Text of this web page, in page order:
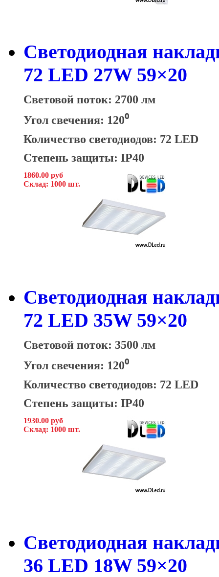
Светодиодная
72 LED 27W 59×20
Световой поток: 2700 лм
Угол свечения: 120⁰
Количество светодиодов: 72 LED
Степень защиты: IP40
1860.00 руб
Склад: 1000 шт.
Светодиодная
72 LED 35W 59×20
Световой поток: 3500 лм
Угол свечения: 120⁰
Количество светодиодов: 72 LED
Степень защиты: IP40
1930.00 руб
Склад: 1000 шт.
Светодиодная
36 LED 18W 59×20